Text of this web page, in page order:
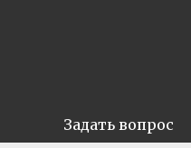
Задать вопрос